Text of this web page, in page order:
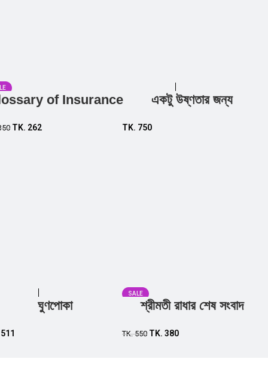
of Insurance
TK. 262
Add to cart
একটু উষ্ণতার জন্য
TK. 750
Add to cart
ঘুণপোকা
511
SALE
শ্রীমতী রাধার শেষ সংবাদ
TK.550 TK. 380